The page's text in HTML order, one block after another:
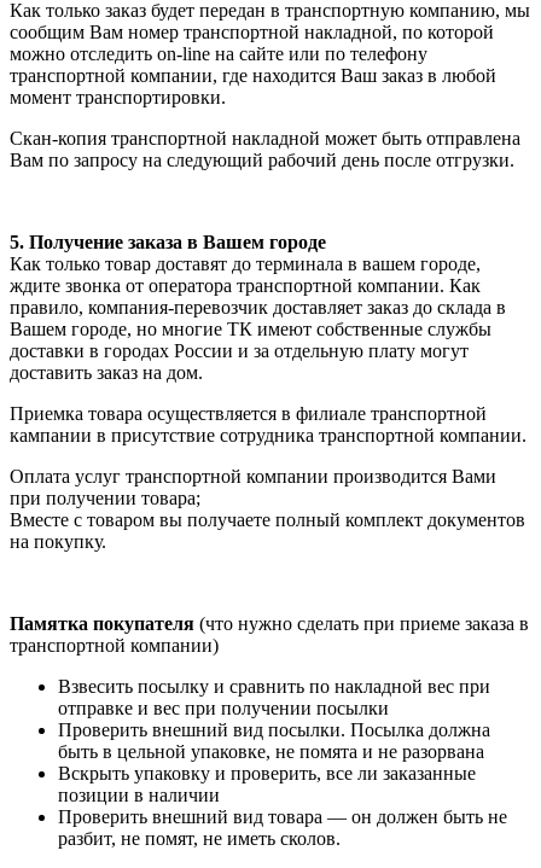
Как только заказ будет передан в транспортную компанию, мы
сообщим Вам номер транспортной накладной, по которой
можно отследить on-line на сайте или по телефону
транспортной компании, где находится Ваш заказ в любой
момент транспортировки.
Скан-копия транспортной накладной может быть отправлена
Вам по запросу на следующий рабочий день после отгрузки.
5. Получение заказа в Вашем городе
Как только товар доставят до терминала в вашем городе,
ждите звонка от оператора транспортной компании. Как
правило, компания-перевозчик доставляет заказ до склада в
Вашем городе, но многие ТК имеют собственные службы
доставки в городах России и за отдельную плату могут
доставить заказ на дом.
Приемка товара осуществляется в филиале транспортной
кампании в присутствие сотрудника транспортной компании.
Оплата услуг транспортной компании производится Вами
при получении товара;
Вместе с товаром вы получаете полный комплект документов
на покупку.
Памятка покупателя (что нужно сделать при приеме заказа в
транспортной компании)
Взвесить посылку и сравнить по накладной вес при
отправке и вес при получении посылки
Проверить внешний вид посылки. Посылка должна
быть в цельной упаковке, не помята и не разорвана
Вскрыть упаковку и проверить, все ли заказанные
позиции в наличии
Проверить внешний вид товара — он должен быть не
разбит, не помят, не иметь сколов.